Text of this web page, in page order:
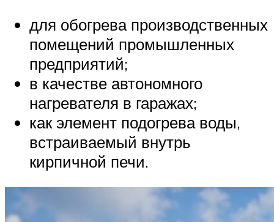
для обогрева производственных
помещений промышленных
предприятий;
в качестве автономного
нагревателя в гаражах;
как элемент подогрева воды,
встраиваемый внутрь
кирпичной печи.